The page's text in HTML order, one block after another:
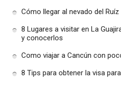
Cómo llegar al nevado del
8 Lugares a visitar en La
y conocerlos
Como viajar a Cancún con
8 Tips para obtener la visa